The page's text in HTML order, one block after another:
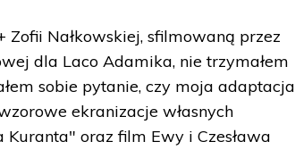
Zofii Nałkowskiej, sfilmowaną przez
dla Laco Adamika, nie trzymałem
sobie pytanie, czy moja adaptacja
ekranizacje własnych
oraz film Ewy i Czesława